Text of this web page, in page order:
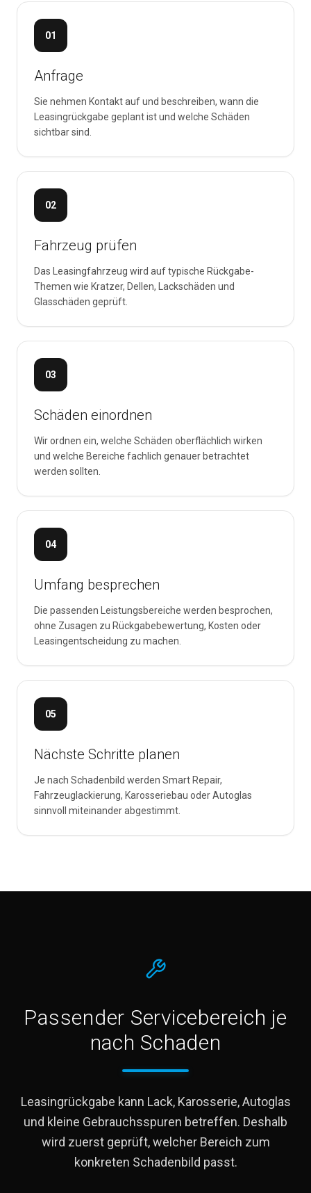
01
Anfrage
Sie nehmen Kontakt auf und beschreiben, wann die
Leasingrückgabe geplant ist und welche Schäden
sichtbar sind.
02
Fahrzeug prüfen
Das Leasingfahrzeug wird auf typische Rückgabe-
Themen wie Kratzer, Dellen, Lackschäden und
Glasschäden geprüft.
03
Schäden einordnen
Wir ordnen ein, welche Schäden oberflächlich wirken
und welche Bereiche fachlich genauer betrachtet
werden sollten.
04
Umfang besprechen
Die passenden Leistungsbereiche werden besprochen,
ohne Zusagen zu Rückgabebewertung, Kosten oder
Leasingentscheidung zu machen.
05
Nächste Schritte planen
Je nach Schadenbild werden Smart Repair,
Fahrzeuglackierung, Karosseriebau oder Autoglas
sinnvoll miteinander abgestimmt.
Passender Servicebereich je
nach Schaden
Leasingrückgabe kann Lack, Karosserie, Autoglas
und kleine Gebrauchsspuren betreffen. Deshalb
wird zuerst geprüft, welcher Bereich zum
konkreten Schadenbild passt.